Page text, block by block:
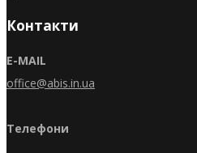
Контакти
E-MAIL
office@abis.in.ua
Телефони